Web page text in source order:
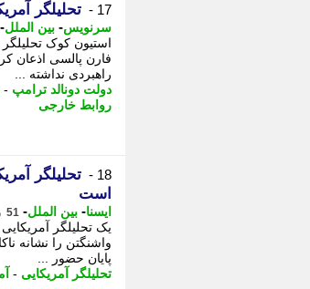
17 - تحلیلگر
سرنویس- بین الملل-
استیون کوک
فارن پالسی اذعان
راهبردی نداشته ...
دولت دونالد ترامپ -
روابط خارجی
18 -
تحلیلگر
است
ایسنا- بین الملل- 51 روز پیش - چهارشنبه 27 خرداد 1405، 16:05
یک تحلیلگر
واشنگتن را نشانه
پایان حضور ...
تحلیلگر آمریکایی -